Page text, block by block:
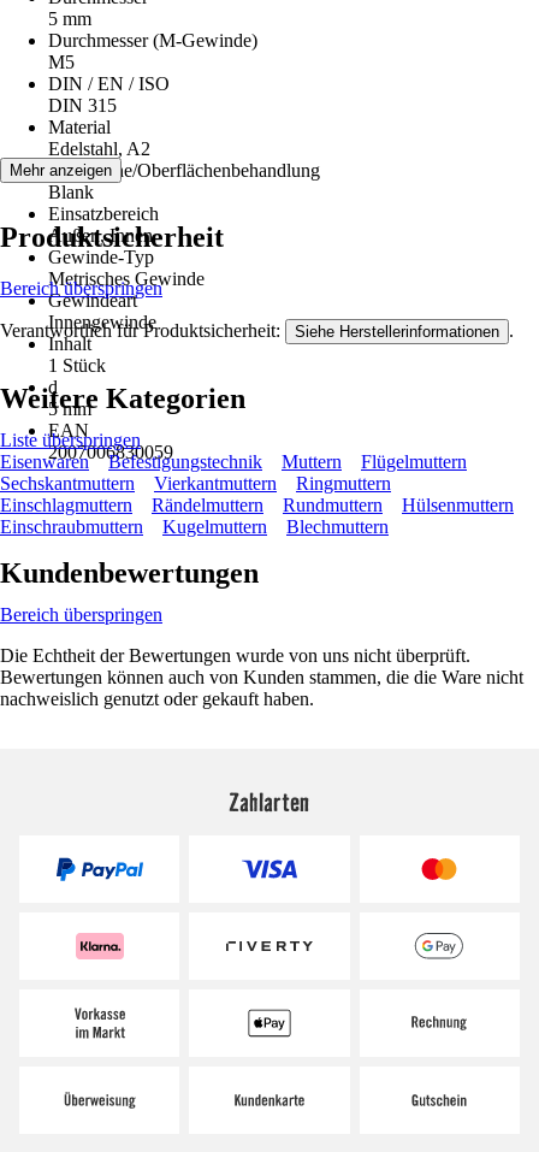
5 mm
Durchmesser (M-Gewinde)
M5
DIN / EN / ISO
DIN 315
Material
Edelstahl, A2
Oberfläche/Oberflächenbehandlung
Blank
Einsatzbereich
Außen, Innen
Gewinde-Typ
Metrisches Gewinde
Gewindeart
Innengewinde
Inhalt
1 Stück
d
5 mm
EAN
2007006830059
Mehr anzeigen
Produktsicherheit
Bereich überspringen
Verantwortlich für Produktsicherheit: Siehe Herstellerinformationen .
Weitere Kategorien
Liste überspringen
Eisenwaren
Befestigungstechnik Muttern
Flügelmuttern
Sechskantmuttern
Vierkantmuttern
Ringmuttern
Einschlagmuttern
Rändelmuttern Rundmuttern
Hülsenmuttern
Einschraubmuttern
Kugelmuttern Blechmuttern
Kundenbewertungen
Bereich überspringen
Die Echtheit der Bewertungen wurde von uns nicht überprüft.
Bewertungen können auch von Kunden stammen, die die Ware nicht
nachweislich genutzt oder gekauft haben.
Zahlarten